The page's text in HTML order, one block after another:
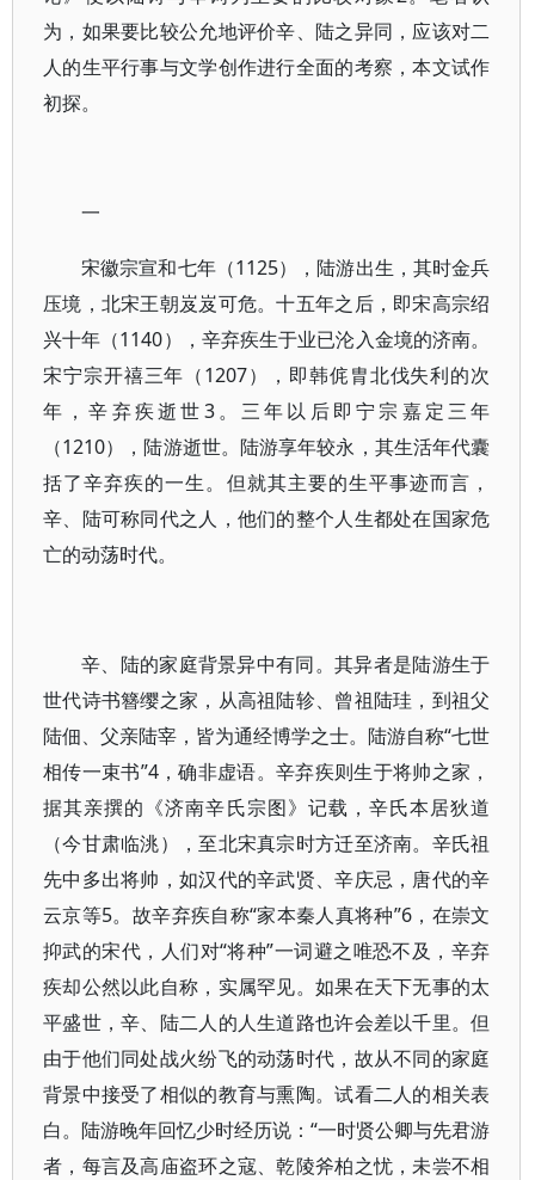
为，如果要比较公允地评价辛、陆之异同，应该对二
人的生平行事与文学创作进行全面的考察，本文试作
初探。
一
宋徽宗宣和七年（1125），陆游出生，其时金兵
压境，北宋王朝岌岌可危。十五年之后，即宋高宗绍
兴十年（1140），辛弃疾生于业已沦入金境的济南。
宋宁宗开禧三年（1207），即韩侂胄北伐失利的次
年，辛弃疾逝世3。三年以后即宁宗嘉定三年
（1210），陆游逝世。陆游享年较永，其生活年代囊
括了辛弃疾的一生。但就其主要的生平事迹而言，
辛、陆可称同代之人，他们的整个人生都处在国家危
亡的动荡时代。
辛、陆的家庭背景异中有同。其异者是陆游生于
世代诗书簪缨之家，从高祖陆轸、曾祖陆珪，到祖父
陆佃、父亲陆宰，皆为通经博学之士。陆游自称“七世
相传一束书”4，确非虚语。辛弃疾则生于将帅之家，
据其亲撰的《济南辛氏宗图》记载，辛氏本居狄道
（今甘肃临洮），至北宋真宗时方迁至济南。辛氏祖
先中多出将帅，如汉代的辛武贤、辛庆忌，唐代的辛
云京等5。故辛弃疾自称“家本秦人真将种”6，在崇文
抑武的宋代，人们对“将种”一词避之唯恐不及，辛弃
疾却公然以此自称，实属罕见。如果在天下无事的太
平盛世，辛、陆二人的人生道路也许会差以千里。但
由于他们同处战火纷飞的动荡时代，故从不同的家庭
背景中接受了相似的教育与熏陶。试看二人的相关表
白。陆游晚年回忆少时经历说：“一时贤公卿与先君游
者，每言及高庙盗环之寇、乾陵斧柏之忧，未尝不相